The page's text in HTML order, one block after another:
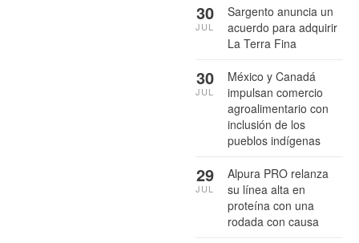
Sargento anuncia un
acuerdo para adquirir
La Terra Fina
30
JUL
México y Canadá
impulsan comercio
agroalimentario con
inclusión de los
pueblos indígenas
30
JUL
Alpura PRO relanza
su línea alta en
proteína con una
rodada con causa
29
JUL